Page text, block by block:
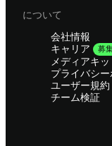
について
会社情報
キャリア
募
メディアキッ
プライバシ
ユーザー規約
チーム検証